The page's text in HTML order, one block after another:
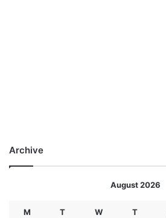
Archive
August 2026
M T W T